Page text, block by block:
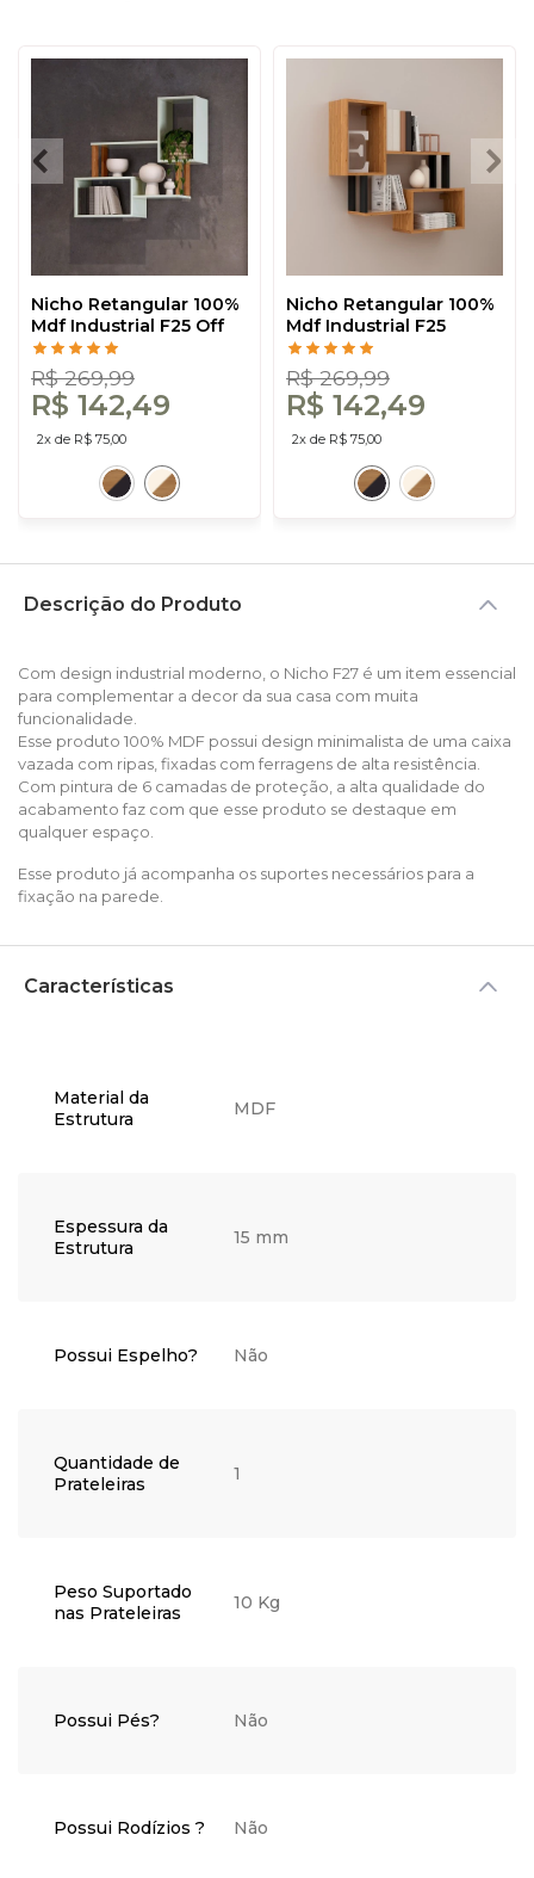
Nicho Retangular 100%
Mdf Industrial F25 Off
White/Freijó - Dalla
Costa
R$ 269,99
R$ 142,49
2x de R$ 75,00
Nicho Retangular 100%
Mdf Industrial F25
Freijó/Preto - Dalla
Costa
R$ 269,99
R$ 142,49
2x de R$ 75,00
Descrição do Produto
Com design industrial moderno, o Nicho F27 é um item essencial
para complementar a decor da sua casa com muita
funcionalidade.
Esse produto 100% MDF possui design minimalista de uma caixa
vazada com ripas, fixadas com ferragens de alta resistência.
Com pintura de 6 camadas de proteção, a alta qualidade do
acabamento faz com que esse produto se destaque em
qualquer espaço.
Esse produto já acompanha os suportes necessários para a
fixação na parede.
Características
Material da
Estrutura
MDF
Espessura da
Estrutura
15 mm
Possui Espelho? Não
Quantidade de
Prateleiras
1
Peso Suportado
nas Prateleiras
10 Kg
Possui Pés? Não
Possui Rodízios ? Não